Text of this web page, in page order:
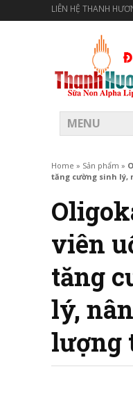
LIÊN HỆ THANH
CHO SỨC KHỎE
MENU
Home » Sản phẩm »
tăng cường sinh lý,
viên
tăng
lý,
lượng